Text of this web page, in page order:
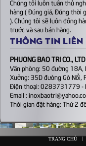
Chúng tôi luôn tuân thủ
hàng ( Đúng giá, Đúng thời
). Chúng tôi sẽ luôn đồng
trước và sau bán hàng.
THÔNG TIN LIÊN
PHUONG BAO TRI CO., LTD
Văn phòng: 50 đường 18A,
Xưởng: 35D đường Gò Nổi,
Điện thoại: 0283731779
Email :
Thời gian đặt hàng: Thứ 2
TRANG CHỦ |